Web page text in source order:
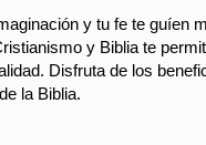
y tu fe te guíen
y Biblia te
Disfruta de los
la Biblia.